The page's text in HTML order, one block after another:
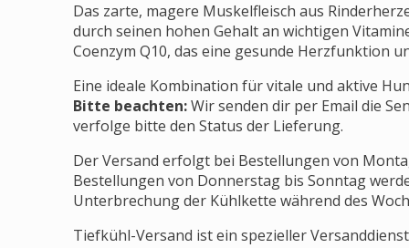
Das zarte, magere Muskelfleisch aus
durch seinen hohen Gehalt an wichtigen
Coenzym Q10, das eine gesunde Herzfunktion
Eine ideale Kombination für vitale und aktive
Bitte beachten:Wir senden dir per Email die
verfolge bitte den Status der Lieferung.
Der Versand erfolgt bei Bestellungen von
Bestellungen von Donnerstag bis Sonntag
Unterbrechung der Kühlkette während des
Tiefkühl-Versand ist ein spezieller